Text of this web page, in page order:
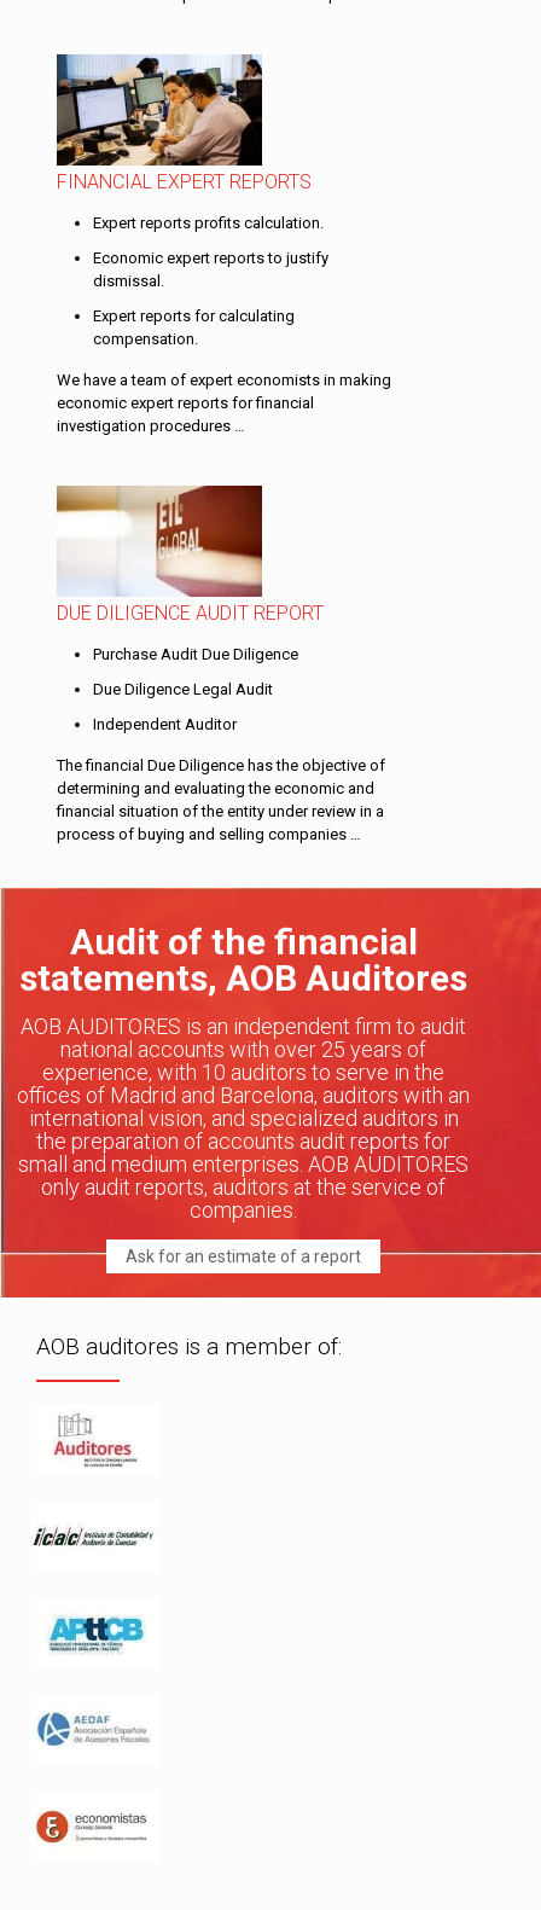
FINANCIAL EXPERT REPORTS
Expert reports profits calculation.
Economic expert reports to justify
dismissal.
Expert reports for calculating
compensation.
We have a team of expert economists in making
economic expert reports for financial
investigation procedures …
DUE DILIGENCE AUDIT REPORT
Purchase Audit Due Diligence
Due Diligence Legal Audit
Independent Auditor
The financial Due Diligence has the objective of
determining and evaluating the economic and
financial situation of the entity under review in a
process of buying and selling companies …
Audit of the financial
statements, AOB Auditores
AOB AUDITORES is an independent firm to audit
national accounts with over 25 years of
experience, with 10 auditors to serve in the
offices of Madrid and Barcelona, auditors with an
international vision, and specialized auditors in
the preparation of accounts audit reports for
small and medium enterprises. AOB AUDITORES
only audit reports, auditors at the service of
companies.
Ask for an estimate of a report
AOB auditores is a member of: